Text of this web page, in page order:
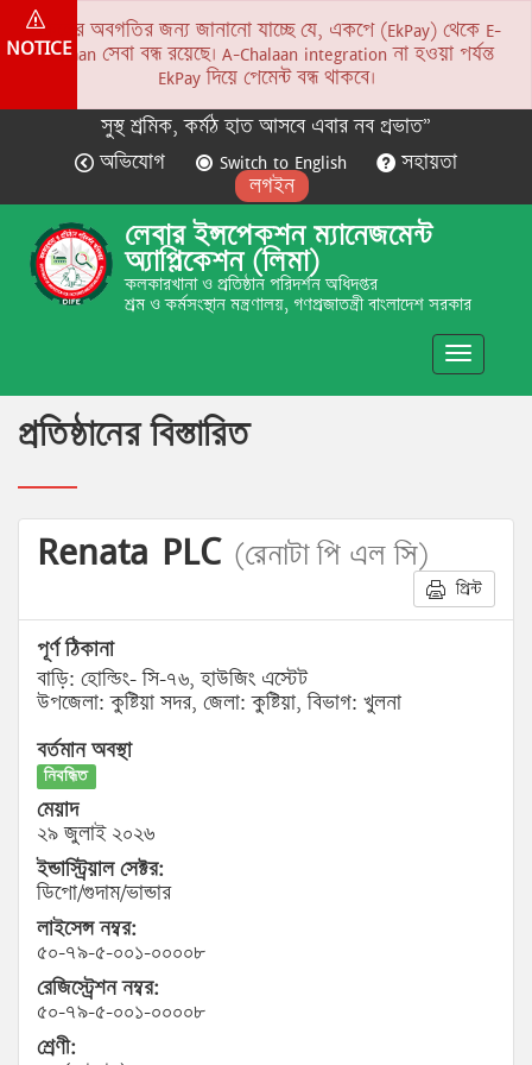
NOTICE
সকলের অবগতির জন্য জানানো যাচ্ছে যে, একপে (EkPay) থেকে E-
Chalaan সেবা বন্ধ রয়েছে। A-Chalaan integration না হওয়া পর্যন্ত
EkPay দিয়ে পেমেন্ট বন্ধ থাকবে।
সুস্থ শ্রমিক, কর্মঠ হাত আসবে এবার নব প্রভাত”
অভিযোগ
Switch to English
সহায়তা
লগইন
লেবার ইন্সপেকশন ম্যানেজমেন্ট
অ্যাপ্লিকেশন (লিমা)
কলকারখানা ও প্রতিষ্ঠান পরিদর্শন অধিদপ্তর
শ্রম ও কর্মসংস্থান মন্ত্রণালয়, গণপ্রজাতন্ত্রী বাংলাদেশ সরকার
Toggle
প্রতিষ্ঠানের বিস্তারিত
Renata PLC (রেনাটা পি এল সি)
প্রিন্ট
পূর্ণ ঠিকানা
বাড়ি: হোল্ডিং- সি-৭৬, হাউজিং এস্টেট
উপজেলা: কুষ্টিয়া সদর, জেলা: কুষ্টিয়া, বিভাগ: খুলনা
বর্তমান অবস্থা
নিবন্ধিত
মেয়াদ
২৯ জুলাই ২০২৬
ইন্ডাস্ট্রিয়াল সেক্টর:
ডিপো/গুদাম/ভান্ডার
লাইসেন্স নম্বর:
৫০-৭৯-৫-০০১-০০০০৮
রেজিস্ট্রেশন নম্বর:
৫০-৭৯-৫-০০১-০০০০৮
শ্রেণী: